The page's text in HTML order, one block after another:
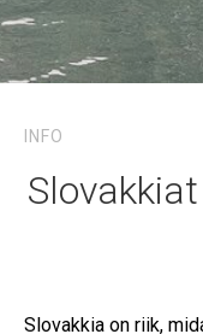
INFO
Slovakkia on riik,